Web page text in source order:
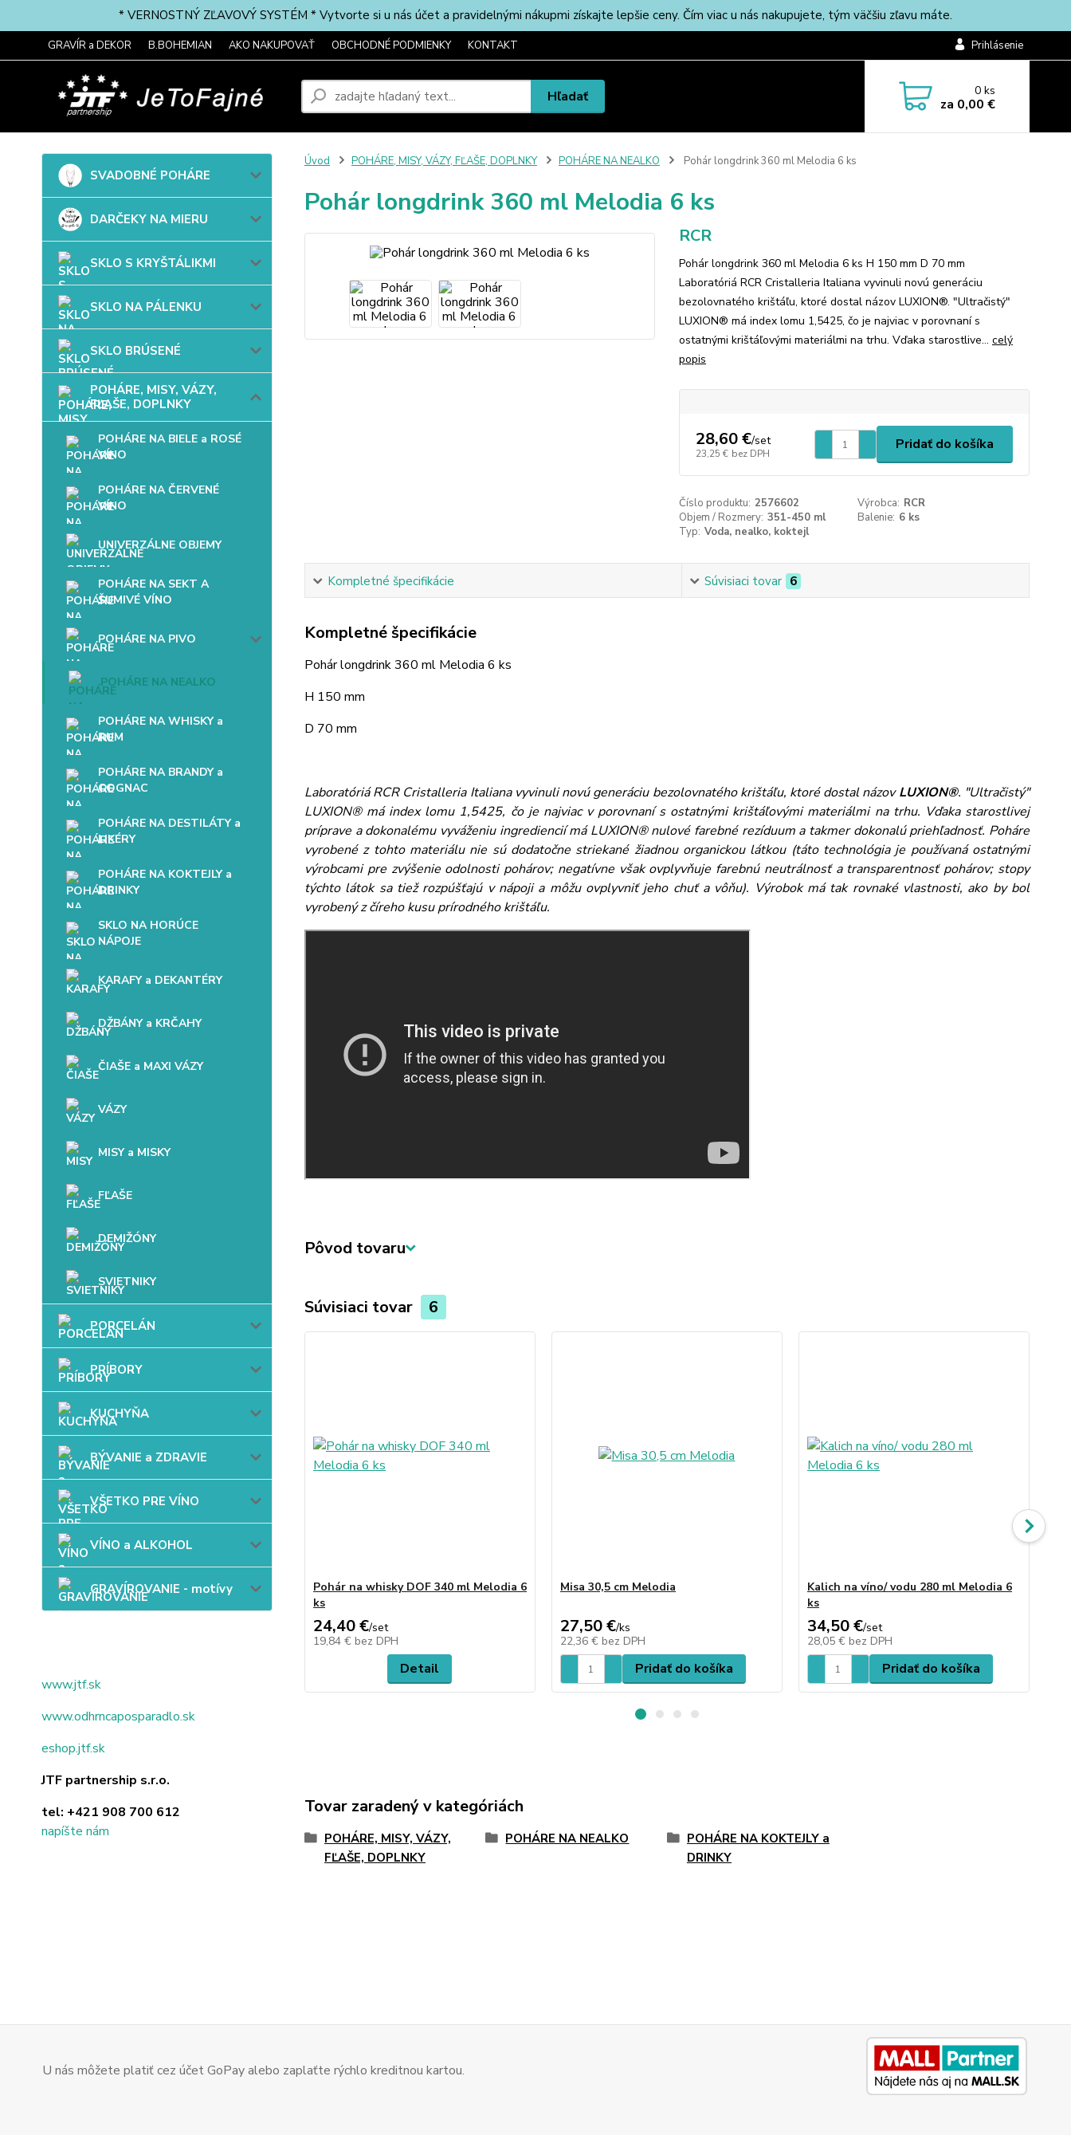
* VERNOSTNÝ ZĽAVOVÝ SYSTÉM * Vytvorte si u nás účet a pravidelnými nákupmi získajte lepšie ceny. Čím viac u nás nakupujete, tým väčšiu zľavu máte.
GRAVÍR a DEKOR B.BOHEMIAN AKO NAKUPOVAŤ OBCHODNÉ PODMIENKY KONTAKT Prihlásenie
Hľadať 0ks
za 0,00 €
SVADOBNÉ POHÁRE
DARČEKY NA MIERU
SKLO S KRYŠTÁLIKMI
SKLO NA PÁLENKU
SKLO BRÚSENÉ
POHÁRE, MISY, VÁZY,
FĽAŠE, DOPLNKY
POHÁRE NA BIELE a ROSÉ
VÍNO
POHÁRE NA ČERVENÉ
VÍNO
UNIVERZÁLNE OBJEMY
POHÁRE NA SEKT A
ŠUMIVÉ VÍNO
POHÁRE NA PIVO
POHÁRE NA NEALKO
POHÁRE NA WHISKY a
RUM
POHÁRE NA BRANDY a
COGNAC
POHÁRE NA DESTILÁTY a
LIKÉRY
POHÁRE NA KOKTEJLY a
DRINKY
SKLO NA HORÚCE
NÁPOJE
KARAFY a DEKANTÉRY
DŽBÁNY a KRČAHY
ČIAŠE a MAXI VÁZY
VÁZY
MISY a MISKY
FĽAŠE
DEMIŽÓNY
SVIETNIKY
PORCELÁN
PRÍBORY
KUCHYŇA
BÝVANIE a ZDRAVIE
VŠETKO PRE VÍNO
VÍNO a ALKOHOL
GRAVÍROVANIE - motívy
www.jtf.sk
www.odhrncaposparadlo.sk
eshop.jtf.sk
JTF partnership s.r.o.
tel: +421 908 700 612
napíšte nám
Úvod POHÁRE, MISY, VÁZY, FĽAŠE, DOPLNKY POHÁRE NA NEALKO Pohár longdrink 360 ml Melodia 6 ks
Pohár longdrink 360 ml Melodia 6 ks
RCR
Pohár longdrink 360 ml Melodia 6 ks H 150 mm D 70 mm
Laboratóriá RCR Cristalleria Italiana vyvinuli novú generáciu
bezolovnatého krištáľu, ktoré dostal názov LUXION®. "Ultračistý"
LUXION® má index lomu 1,5425, čo je najviac v porovnaní s
ostatnými krištáľovými materiálmi na trhu. Vďaka starostlive... celý
popis
28,60 €/set
23,25 € bez DPH
Pridať do košíka
Číslo produktu: 2576602 Výrobca: RCR
Objem / Rozmery: 351-450 ml Balenie: 6 ks
Typ: Voda, nealko, koktejl
Kompletné špecifikácie Súvisiaci tovar 6
Kompletné špecifikácie
Pohár longdrink 360 ml Melodia 6 ks
H 150 mm
D 70 mm
Laboratóriá RCR Cristalleria Italiana vyvinuli novú generáciu bezolovnatého krištáľu, ktoré dostal názovLUXION®. "Ultračistý"
LUXION® má index lomu 1,5425, čo je najviac v porovnaní s ostatnými krištáľovými materiálmi na trhu. Vďaka starostlivej
príprave a dokonalému vyváženiu ingrediencií má LUXION® nulové farebné rezíduum a takmer dokonalú priehľadnosť. Poháre
vyrobené z tohto materiálu nie sú dodatočne striekané žiadnou organickou látkou (táto technológia je používaná ostatnými
výrobcami pre zvýšenie odolnosti pohárov; negatívne však ovplyvňuje farebnú neutrálnosť a transparentnosť pohárov; stopy
týchto látok sa tiež rozpúšťajú v nápoji a môžu ovplyvniť jeho chuť a vôňu). Výrobok má tak rovnaké vlastnosti, ako by bol
vyrobený z číreho kusu prírodného krištáľu.
Pôvod tovaru
Súvisiaci tovar 6
Pohár na whisky DOF 340 ml Melodia 6
ks
24,40 €/set
19,84 € bez DPH
Detail
Misa 30,5 cm Melodia
27,50 €/ks
22,36 € bez DPH
Pridať do košíka
Kalich na víno/ vodu 280 ml Melodia 6
ks
34,50 €/set
28,05 € bez DPH
Pridať do košíka
Tovar zaradený v kategóriách
POHÁRE, MISY, VÁZY,
FĽAŠE, DOPLNKY
POHÁRE NA NEALKO
POHÁRE NA KOKTEJLY a
DRINKY
U nás môžete platiť cez účet GoPay alebo zaplaťte rýchlo kreditnou kartou.